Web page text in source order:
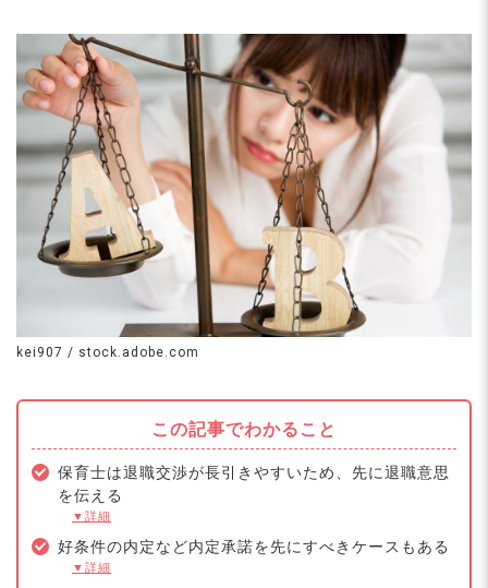
kei907 / stock.adobe.com
この記事でわかること
保育士は退職交渉が長引きやすいため、先に退職意思
を伝える
▼詳細
好条件の内定など内定承諾を先にすべきケースもある
▼詳細